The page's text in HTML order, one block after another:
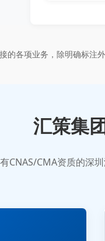
的各项业务，除明确标
汇策集
CNAS/CMA资质的深